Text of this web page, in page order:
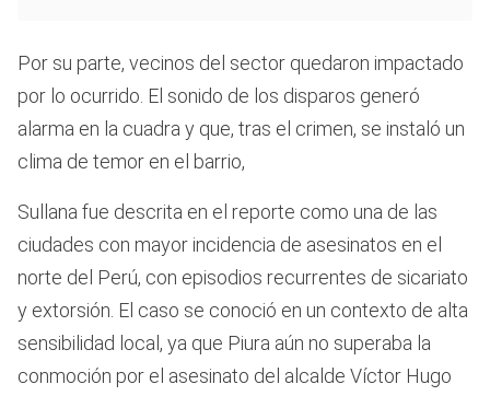
Por su parte, vecinos del sector quedaron impactado
por lo ocurrido. El sonido de los disparos generó
alarma en la cuadra y que, tras el crimen, se instaló un
clima de temor en el barrio,
Sullana fue descrita en el reporte como una de las
ciudades con mayor incidencia de asesinatos en el
norte del Perú, con episodios recurrentes de sicariato
y extorsión. El caso se conoció en un contexto de alta
sensibilidad local, ya que Piura aún no superaba la
conmoción por el asesinato del alcalde Víctor Hugo